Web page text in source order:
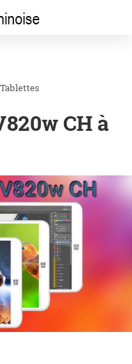
Tablettes
CH à